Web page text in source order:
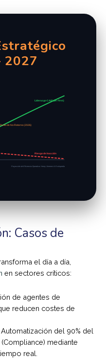
2027
Liderazgo CAIO (IA-First)
Riesgo de Inacción
Punto de No Retorno (2026)
Proyección de Eficiencia Operativa: Henry Jimenez & Evolupedia
Casos de
el día a día,
en sectores críticos:
de agentes de
reducen costes de
Automatización del 90% del
mediante
real.